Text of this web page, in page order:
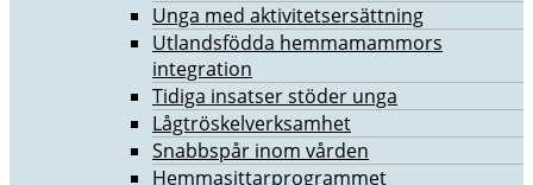
Unga med aktivitetsersättning
Utlandsfödda hemmamammors
integration
Tidiga insatser stöder unga
Lågtröskelverksamhet
Snabbspår inom vården
Hemmasittarprogrammet